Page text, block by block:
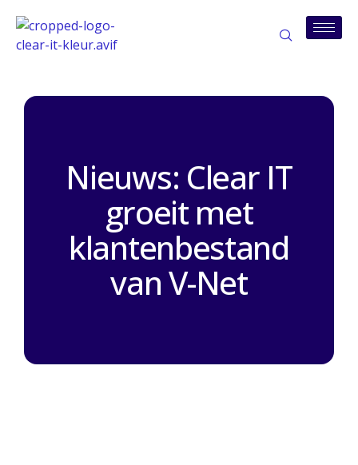
Nieuws: Clear IT
groeit met
klantenbestand
van V-Net